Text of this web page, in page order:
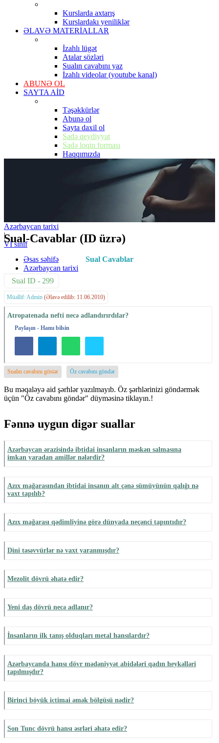
Kurslarda axtarış
Kurslardakı yeniliklər
ƏLAVƏ MATERİALLAR
İzahlı lügət
Atalar sözləri
Sualın cavabını yaz
İzahlı videolar (youtube kanal)
ABUNƏ OL
SAYTA AİD
Təşəkkürlər
Abunə ol
Sayta daxil ol
Sadə qeydiyyat
Sadə loqin forması
Haqqımızda
Sual-Cavablar (ID üzrə)
Əsas səhifə
Azərbaycan tarixi
Azərbaycan tarixi
|
VI sinif
Sual Cavablar
Sual ID - 299
Müəllif: Admin (Əlavə edilib: 11.06.2010)
Atropatenada nefti necə adlandırırdılar?
Paylaşın - Hamı bilsin
Sualın cavabını göstər Öz cavabını göndər
Bu məqaləyə aid şərhlər yazılmayıb. Öz şərhlərinizi göndərmək
üçün "Öz cavabını göndər" düyməsinə tiklayın.!
Fənnə uygun digər suallar
Azərbaycan ərazisində ibtidai insanların məskən salmasına
imkan yaradan amillər nələrdir?
Azıx mağarasından ibtidai insanın alt çənə sümüyünün qalığı nə
vaxt tapılıb?
Azıx mağarası qədimliyinə görə dünyada neçənci tapıntıdır?
Dini təsəvvürlər nə vaxt yaranmışdır?
Mezolit dövrü əhatə edir?
Yeni daş dövrü necə adlanır?
İnsanların ilk tanış olduqları metal hansılardır?
Azərbaycanda hansı dövr mədəniyyət abidələri qadın heykəlləri
tapılmışdır?
Birinci böyük ictimai əmək bölgüsü nədir?
Son Tunc dövrü hansı əsrləri əhatə edir?